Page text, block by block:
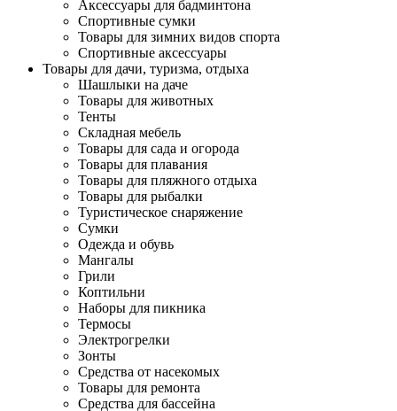
Аксессуары для бадминтона
Спортивные сумки
Товары для зимних видов спорта
Спортивные аксессуары
Товары для дачи, туризма, отдыха
Шашлыки на даче
Товары для животных
Тенты
Складная мебель
Товары для сада и огорода
Товары для плавания
Товары для пляжного отдыха
Товары для рыбалки
Туристическое снаряжение
Сумки
Одежда и обувь
Мангалы
Грили
Коптильни
Наборы для пикника
Термосы
Электрогрелки
Зонты
Средства от насекомых
Товары для ремонта
Средства для бассейна